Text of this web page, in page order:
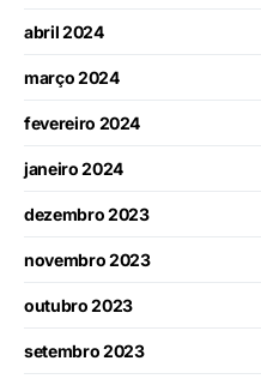
abril 2024
março 2024
fevereiro 2024
janeiro 2024
dezembro 2023
novembro 2023
outubro 2023
setembro 2023